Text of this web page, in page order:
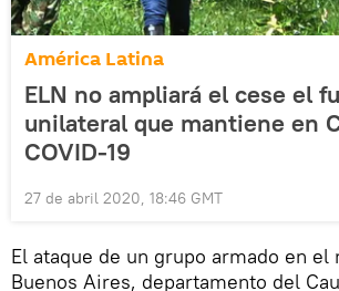
América Latina
ELN no ampliará el cese el
unilateral que mantiene en
COVID-19
27 de abril 2020, 18:46 GMT
El ataque de un grupo armado en el
Buenos Aires, departamento del